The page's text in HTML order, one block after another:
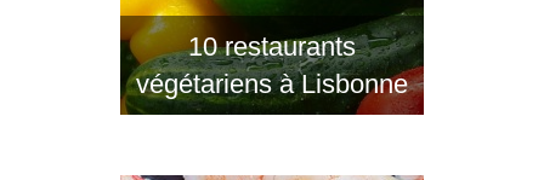
10 restaurants
végétariens à Lisbonne